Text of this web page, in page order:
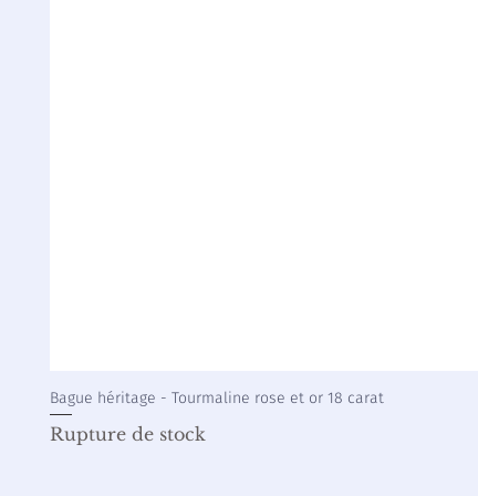
Bague héritage - Tourmaline rose et or 18 carat
Rupture de stock